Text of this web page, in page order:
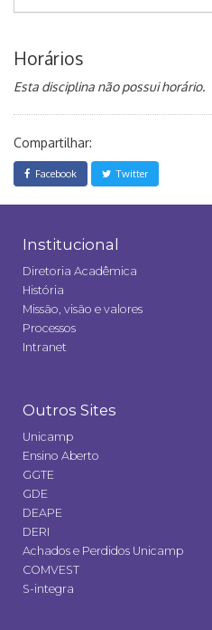
Horários
Esta disciplina não possui horário.
Compartilhar:
Facebook Twitter
Institucional
Diretoria Acadêmica
História
Missão, visão e valores
Processos
Intranet
Outros Sites
Unicamp
Ensino Aberto
GGTE
GDE
DEAPE
DERI
Achados e Perdidos Unicamp
COMVEST
S-integra